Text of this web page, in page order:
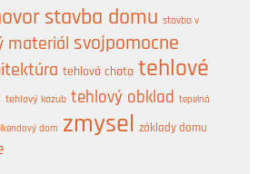
stavba domu stavba v
materiál svojpomocne
tehlová chata tehlové
tehlový kozub tehlový obklad tepelná
dom zmysel základy domu